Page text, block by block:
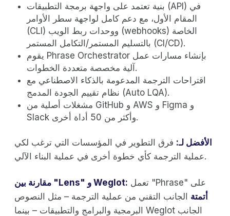
بنية تعتمد على واجهة برمجة التطبيقات (API) في
المقام الأول، مع دعم كامل لواجهة سطر الأوامر
(CLI) ووحدات ربط الويب (webhooks) الخاصة
بالتسليم المستمر/التكامل المستمر (CI/CD).
يقوم Phrase Orchestrator بإنشاء مسارات عمل
آلية مخصصة متعددة الخطوات.
اقتراحات الترجمة المدعومة بالذكاء الاصطناعي مع
نظام تقييم الجودة المدمج (Auto LQA).
مشغلات أصلية من GitHub و AWS و Figma و
Slack وأكثر من 50 أداة أخرى.
الأفضل لـ: فرق التطوير في المؤسسات التي ترغب لكي
عملية الترجمة كأي خطوة أخرى في عملية البناء الآلي.
مقارنة بين "Lens" و Weglot:
تعمل "Phrase" على
أتمتة الجانب التقني من عملية الترجمة – مثل النصوص
البرمجية والبرامج والتطبيقات – بينما Weglot الجانب